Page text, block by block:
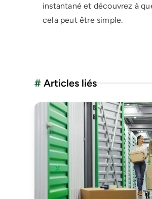
instantané et découvrez à
cela peut être simple.
# Articles liés